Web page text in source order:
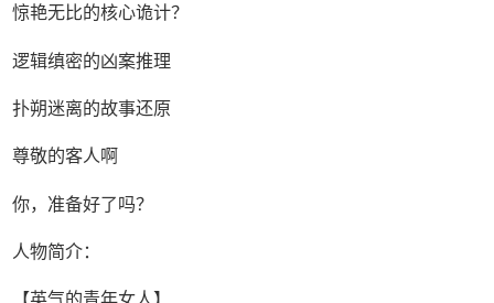
惊艳无比的核心诡计？
逻辑缜密的凶案推理
扑朔迷离的故事还原
尊敬的客人啊
你，准备好了吗？
人物简介：
【英气的青年女人】